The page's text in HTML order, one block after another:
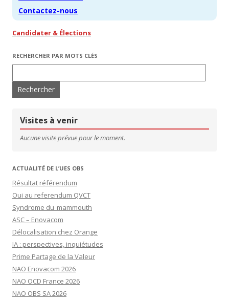
Contactez-nous
Candidater & Élections
RECHERCHER PAR MOTS CLÉS
Visites à venir
Aucune visite prévue pour le moment.
ACTUALITÉ DE L’UES OBS
Résultat référendum
Oui au referendum QVCT
Syndrome du mammouth
ASC – Enovacom
Délocalisation chez Orange
IA : perspectives, inquiétudes
Prime Partage de la Valeur
NAO Enovacom 2026
NAO OCD France 2026
NAO OBS SA 2026